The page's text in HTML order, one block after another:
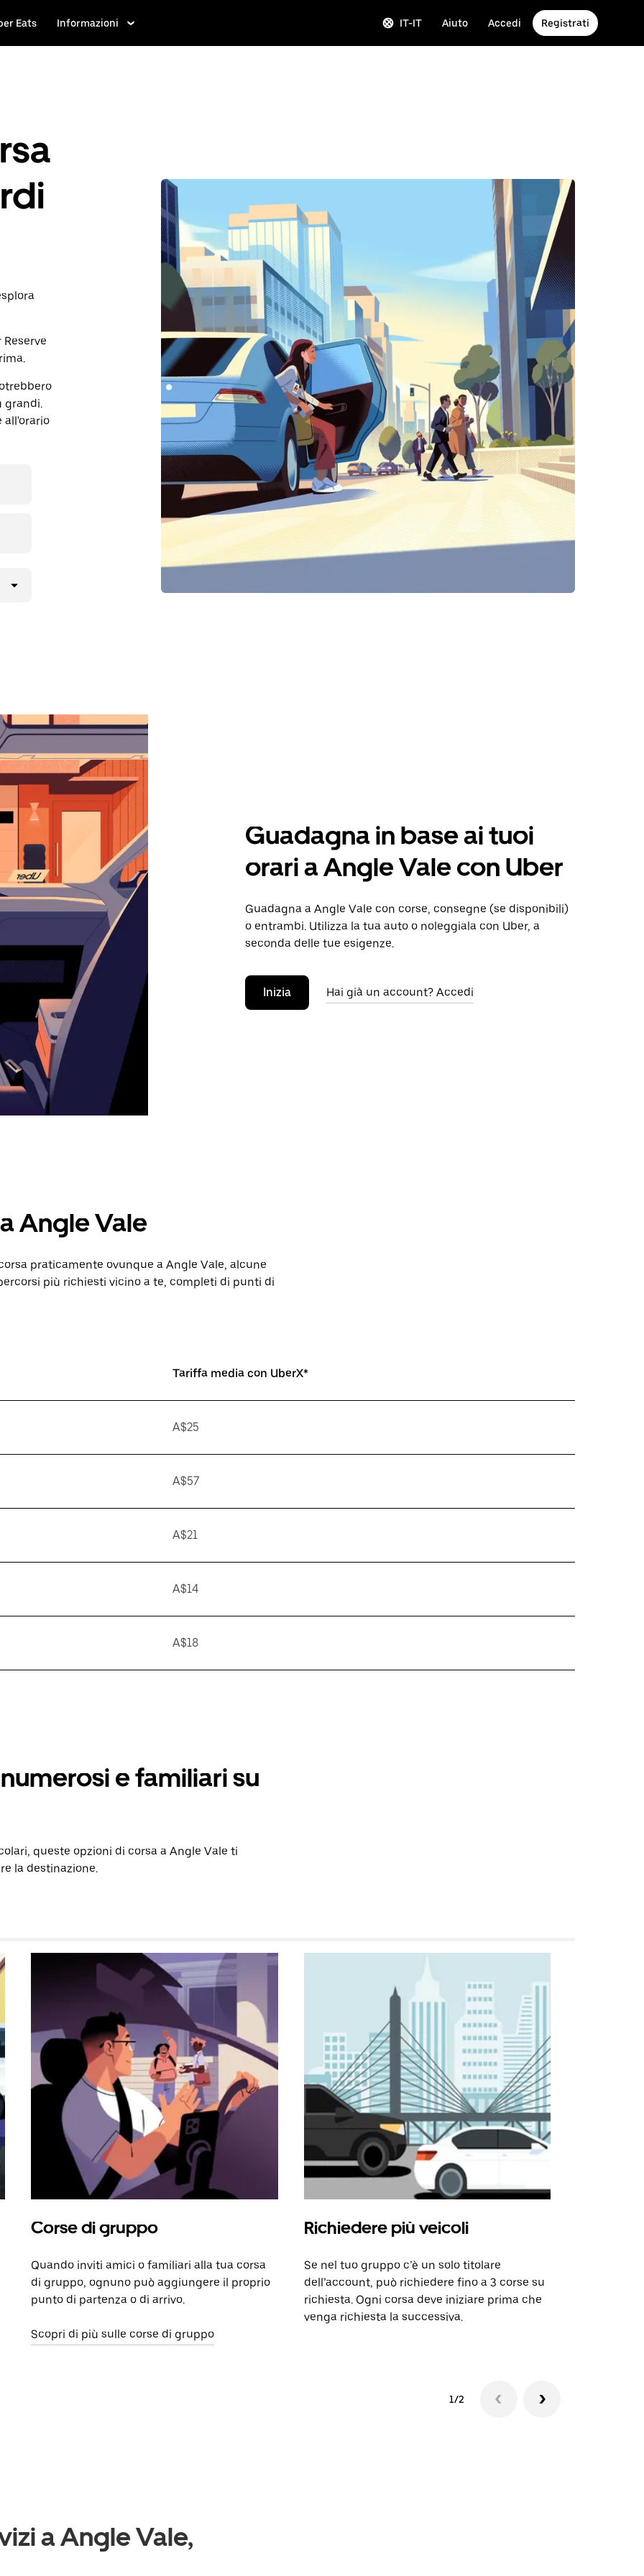
Eats Informazioni IT-IT Aiuto Accedi Registrati
grandi.
all'orario
Guadagna in base ai tuoi
orari a Angle Vale con Uber
Guadagna a Angle Vale con corse, consegne (se disponibili)
o entrambi. Utilizza la tua auto o noleggiala con Uber, a
seconda delle tue esigenze.
Inizia Hai già un account? Accedi
Angle Vale
praticamente ovunque a Angle Vale, alcune
più richiesti vicino a te, completi di punti di
Tariffa media con UberX*
A$25
A$57
A$21
A$14
A$18
e familiari su
queste opzioni di corsa a Angle Vale ti
la destinazione.
Corse di gruppo
Quando inviti amici o familiari alla tua corsa
di gruppo, ognuno può aggiungere il proprio
punto di partenza o di arrivo.
Scopri di più sulle corse di gruppo
Richiedere più veicoli
Se nel tuo gruppo c’è un solo titolare
dell’account, può richiedere fino a 3 corse su
richiesta. Ogni corsa deve iniziare prima che
venga richiesta la successiva.
1/2
a Angle Vale,